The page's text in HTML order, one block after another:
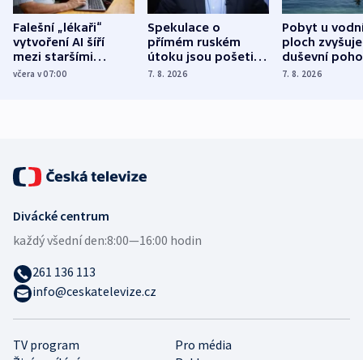
Falešní „lékaři“
vytvoření AI šíří
mezi staršími
Poláky nebezpečné
včera v 07:00
Spekulace o
přímém ruském
útoku jsou pošetilé,
míní estonský
7. 8. 2026
Pobyt u
ploch zvyšuje
duševní
ukázala
7. 8. 2026
TV program
Pro média
Divácké centrum
každý všední den:8:00—16:00 hodin
261 136 113
info@ceskatelevize.cz